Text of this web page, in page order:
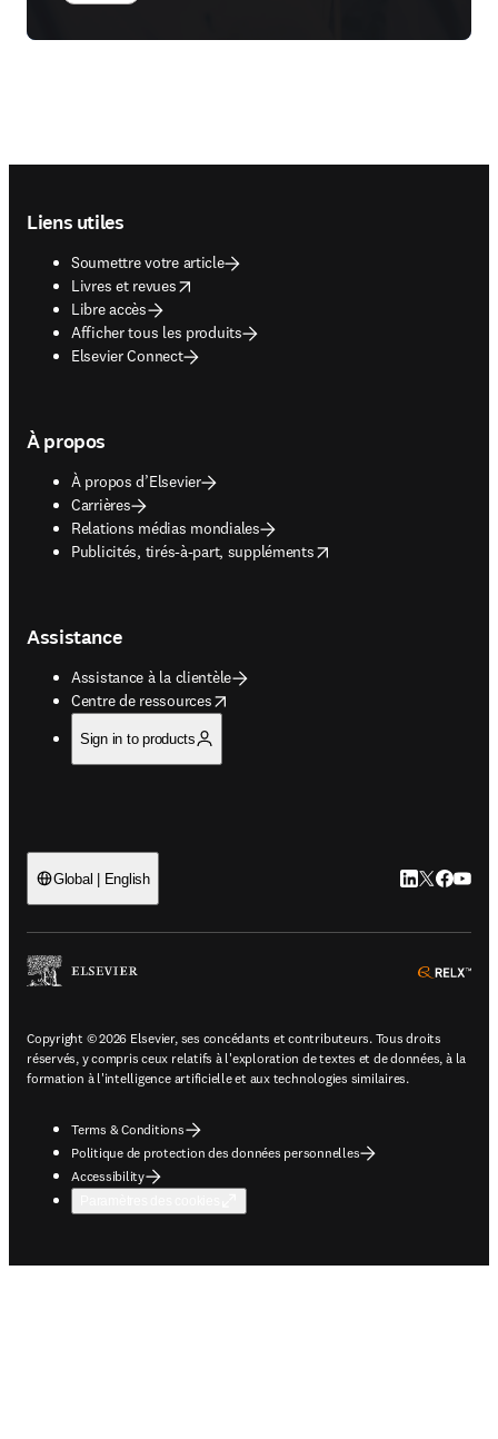
Liens utiles
Soumettre votre article
Livres et revues
opens in new tab/window
Libre accès
Afficher tous les produits
Elsevier Connect
À propos
À propos d’Elsevier
Carrières
Relations médias mondiales
Publicités, tirés-à-part, suppléments
opens in new tab/window
Assistance
Assistance à la clientèle
Centre de ressources
opens in new tab/window
Sign in to products
Global | English LinkedIn
Twitter
Copyright © 2026 Elsevier, ses concédants et contributeurs. Tous droits
réservés, y compris ceux relatifs à l'exploration de textes et de données, à la
formation à l'intelligence artificielle et aux technologies similaires.
Terms & Conditions
Politique de protection des données personnelles
Accessibility